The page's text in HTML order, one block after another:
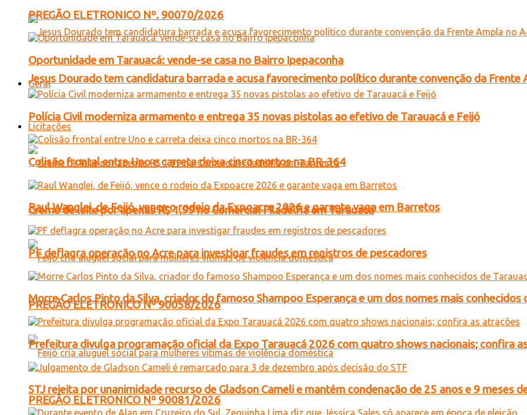
Jesus Dourado tem candidatura barrada e acusa favorecimento político durante convenção da Frente
Licitações
Creme de leite por apenas R$ 1,99 no Comercial Filadélfia em Tarauacá
PREGÃO ELETRONICO Nº 90058/2026
PREGÃO ELETRONICO Nº 90081/2026
PREGÃO ELETRONICO Nº. 90070/2026
Oportunidade em Tarauacá: vende-se casa no Bairro Ipepaconha
Geral
Polícia Civil moderniza armamento e entrega 35 novas pistolas ao efetivo de Tarauacá e Feijó
Colisão frontal entre Uno e carreta deixa cinco mortos na BR-364
Raul Wanglei, de Feijó, vence o rodeio da Expoacre 2026 e garante vaga em Barretos
PF deflagra operação no Acre para investigar fraudes em registros de pescadores
Morre Carlos Pinto da Silva, criador do famoso Shampoo Esperança e um dos nomes mais conhecidos
Prefeitura divulga programação oficial da Expo Tarauacá 2026 com quatro shows nacionais; confira
STJ rejeita por unanimidade recurso de Gladson Cameli e mantém condenação de 25 anos e 9 meses